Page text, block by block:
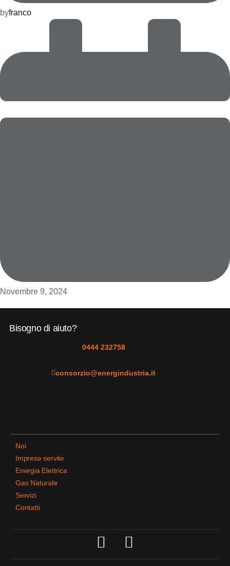
byfranco
Novembre 9, 2024
Bisogno di aiuto?
0444 232758
consorzio@energindustria.it
Noi
Imprese servite
Energia Elettrica
Gas Naturale
Servizi
Contatti